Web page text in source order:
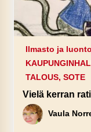
Ilmasto ja luonto
TALOUS, SOTE
Vielä kerran
Vaula